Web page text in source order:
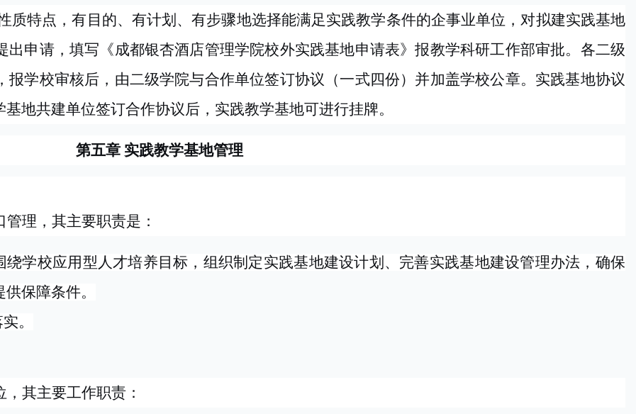
质特点，有目的、有计划、有步骤地选择能满足实践教学条件的企事业单位，对拟建实践基地
申请，填写《成都银杏酒店管理学院校外实践基地申请表》报教学科研工作部审批。各二级
学校审核后，由二级学院与合作单位签订协议（一式四份）并加盖学校公章。实践基地协议
地共建单位签订合作协议后，实践教学基地可进行挂牌。
第五章 实践教学基地管理
理，其主要职责是：
学校应用型人才培养目标，组织制定实践基地建设计划、完善实践基地建设管理办法，确保
保障条件。
。
其主要工作职责：